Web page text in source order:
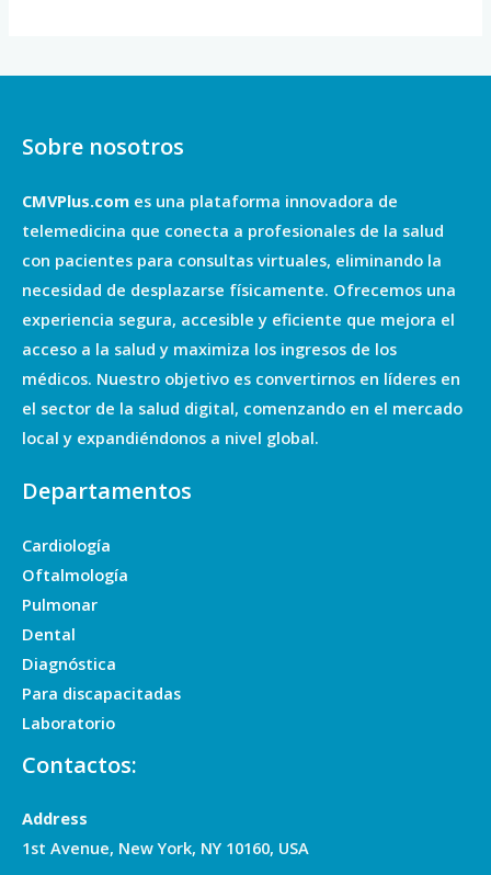
Sobre nosotros
CMVPlus.com es una plataforma innovadora de
telemedicina que conecta a profesionales de la salud
con pacientes para consultas virtuales, eliminando la
necesidad de desplazarse físicamente. Ofrecemos una
experiencia segura, accesible y eficiente que mejora el
acceso a la salud y maximiza los ingresos de los
médicos. Nuestro objetivo es convertirnos en líderes en
el sector de la salud digital, comenzando en el mercado
local y expandiéndonos a nivel global.
Departamentos
Cardiología
Oftalmología
Pulmonar
Dental
Diagnóstica
Para discapacitadas
Laboratorio
Contactos:
Address
1st Avenue, New York, NY 10160, USA